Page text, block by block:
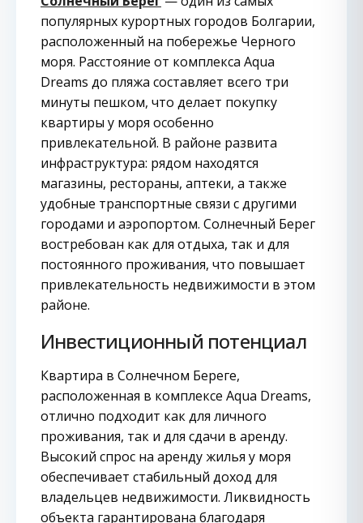
популярных курортных городов Болгарии,
расположенный на побережье Черного
моря. Расстояние от комплекса Aqua
Dreams до пляжа составляет всего три
минуты пешком, что делает покупку
квартиры у моря особенно
привлекательной. В районе развита
инфраструктура: рядом находятся
магазины, рестораны, аптеки, а также
удобные транспортные связи с другими
городами и аэропортом. Солнечный Берег
востребован как для отдыха, так и для
постоянного проживания, что повышает
привлекательность недвижимости в этом
районе.
Инвестиционный потенциал
Квартира в Солнечном Береге,
расположенная в комплексе Aqua Dreams,
отлично подходит как для личного
проживания, так и для сдачи в аренду.
Высокий спрос на аренду жилья у моря
обеспечивает стабильный доход для
владельцев недвижимости. Ликвидность
объекта гарантирована благодаря